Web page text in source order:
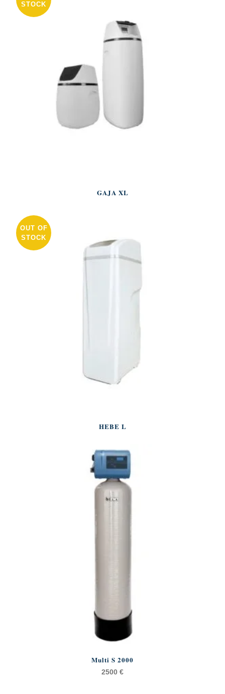
STOCK
GAJA XL
OUT OF
STOCK
HEBE L
Multi S 2000
2500 €